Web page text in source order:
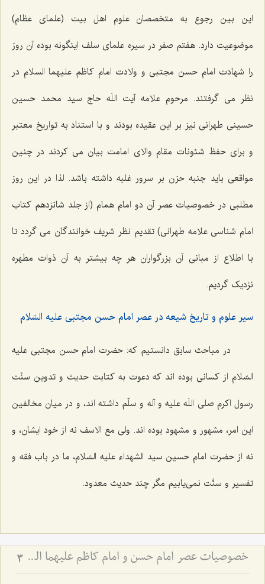
این بین رجوع به متخصصان علوم اهل بیت (علمای عظام)
موضوعیت دارد. هفتم صفر در سیره علمای سلف اینگونه بوده آن روز
را شهادت امام حسن مجتبی و ولادت امام کاظم علیهما السلام در
نظر می گرفتند. مرحوم علامه آیت اللَه حاج سید محمد حسین
حسینی طهرانی نیز بر این عقیده بودند و با استناد به تواریخ معتبر
و برای حفظ شئونات مقام والای امامت بیان می کردند در چنین
مواقعی باید جنبه حزن بر سرور غلبه داشته باشد. لذا در این روز
مطلبی در خصوصیات عصر آن دو امام همام (از جلد شانزدهم کتاب
امام شناسی علامه طهرانی) تقدیم نظر شریف خوانندگان می گردد تا
با اطلاع از مبانی آن بزرگواران هر چه بیشتر به آن ذوات مطهره
نزدیک گردیم.
سیر علوم و تاریخ شیعه در عصر امام حسن مجتبى علیه السّلام‌
در مباحث سابق دانستیم که: حضرت امام حسن مجتبى علیه
السّلام از کسانى بوده ‌اند که دعوت به کتابت حدیث و تدوین سنَّت
رسول اکرم صلى اللَه علیه و آله و سلّم داشته ‌اند، و در میان مخالفین
این امر، مشهور و مشهود بوده ‌اند. ولى مع الاسف نه از خود ایشان، و
نه از حضرت امام حسین سید الشهداء علیه السّلام، ما در باب فقه و
تفسیر و سنَّت نمى‌یابیم مگر چند حدیث معدود.
خصوصیات عصر امام حسن و امام کاظم علیهما السلام از منظر علامه طهرانی 3